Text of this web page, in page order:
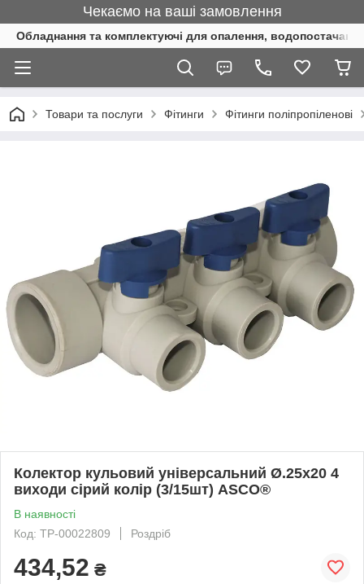
Чекаємо на ваші замовлення
Обладнання та комплектуючі для опалення, водопостачання
Товари та послуги Фітинги Фітинги поліпропіленові
Колектор кульовий універсальний Ø.25x20 4
виходи сірий колір (3/15шт) ASCO®
В наявності
Код: ТР-00022809
Роздріб
434,52 ₴